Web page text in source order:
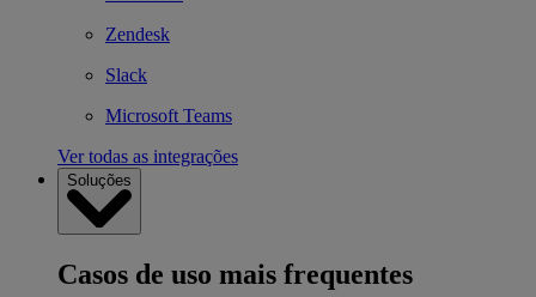
Zendesk
Slack
Microsoft Teams
Ver todas as integrações
Soluções
Casos de uso mais frequentes